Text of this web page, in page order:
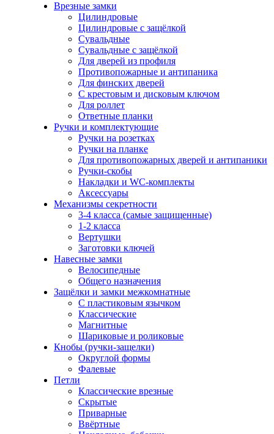
Врезные замки
Цилиндровые
Цилиндровые с защёлкой
Сувальдные
Сувальдные с защёлкой
Для дверей из профиля
Противопожарные и антипаника
Для финских дверей
С крестовым и дисковым ключом
Для роллет
Ответные планки
Ручки и комплектующие
Ручки на розетках
Ручки на планке
Для противопожарных дверей и антипаники
Ручки-скобы
Накладки и WC-комплекты
Аксессуары
Механизмы секретности
3-4 класса (самые защищенные)
1-2 класса
Вертушки
Заготовки ключей
Навесные замки
Велосипедные
Общего назначения
Защёлки и замки межкомнатные
С пластиковым язычком
Классические
Магнитные
Шариковые и роликовые
Кнобы (ручки-защелки)
Округлой формы
Фалевые
Петли
Классические врезные
Скрытые
Приварные
Ввёртные